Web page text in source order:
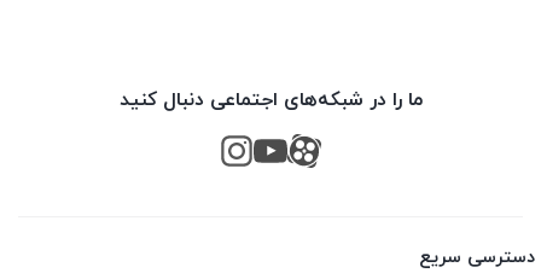
ما را در شبکه‌های اجتماعی دنبال کنید
دسترسی سریع